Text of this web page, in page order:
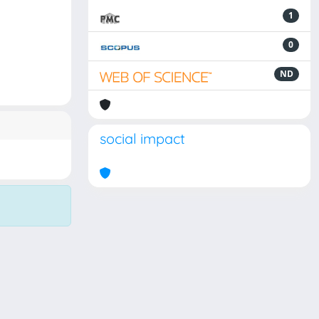
1
0
ND
social impact